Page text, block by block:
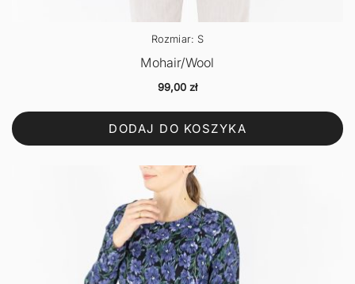
Rozmiar: S
Mohair/Wool
99,00 zł
DODAJ DO KOSZYKA